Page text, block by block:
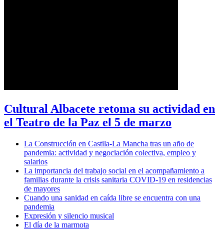
Cultural Albacete retoma su actividad en
el Teatro de la Paz el 5 de marzo
La Construcción en Castila-La Mancha tras un año de
pandemia: actividad y negociación colectiva, empleo y
salarios
La importancia del trabajo social en el acompañamiento a
familias durante la crisis sanitaria COVID-19 en residencias
de mayores
Cuando una sanidad en caída libre se encuentra con una
pandemia
Expresión y silencio musical
El día de la marmota